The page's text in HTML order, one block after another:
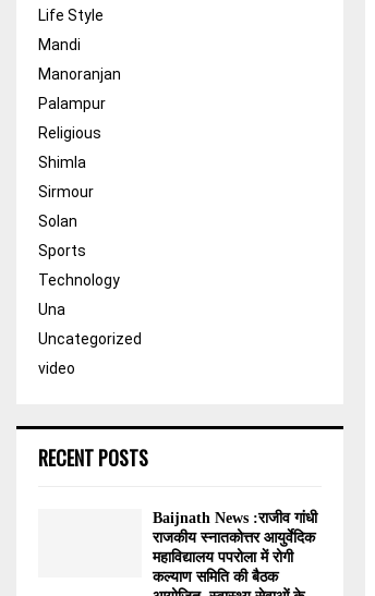
Life Style
Mandi
Manoranjan
Palampur
Religious
Shimla
Sirmour
Solan
Sports
Technology
Una
Uncategorized
video
RECENT POSTS
Baijnath News :राजीव गांधी
राजकीय स्नातकोत्तर आयुर्वेदिक
महाविद्यालय पपरोला में रोगी
कल्याण समिति की बैठक